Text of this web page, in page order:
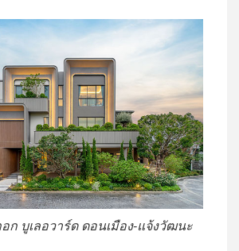
ก บูเลอวาร์ด ดอนเมือง-แจ้งวัฒนะ